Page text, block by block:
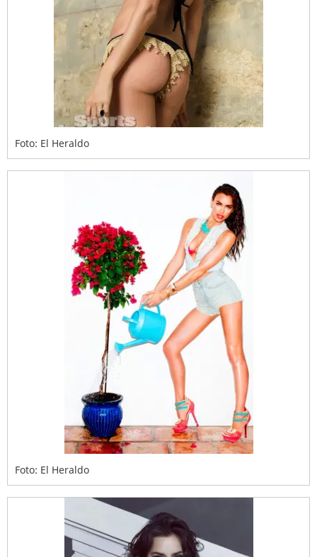
Foto: El Heraldo
Foto: El Heraldo